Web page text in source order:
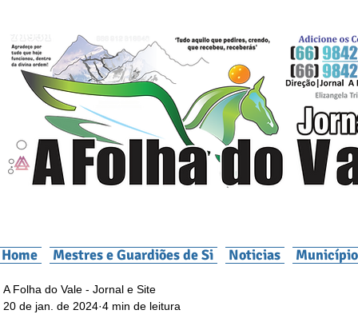
Home Mestres e Guardiões de Si Noticias
A Folha do Vale - Jornal e Site
20 de jan. de 2024 4 min de leitura